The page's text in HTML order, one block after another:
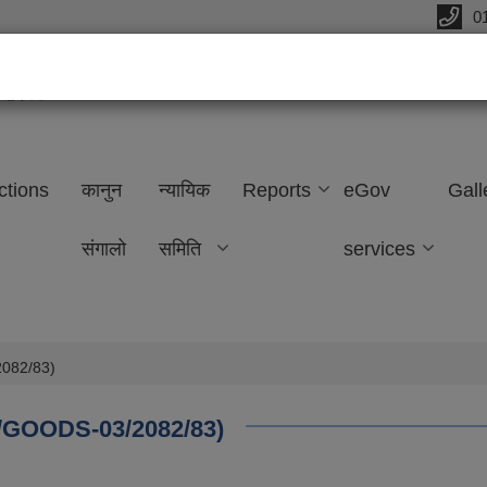
कानुन
संगालो
न्यायिक
समिति
Reports eGov
services
83)
GOODS-03/2082/83)